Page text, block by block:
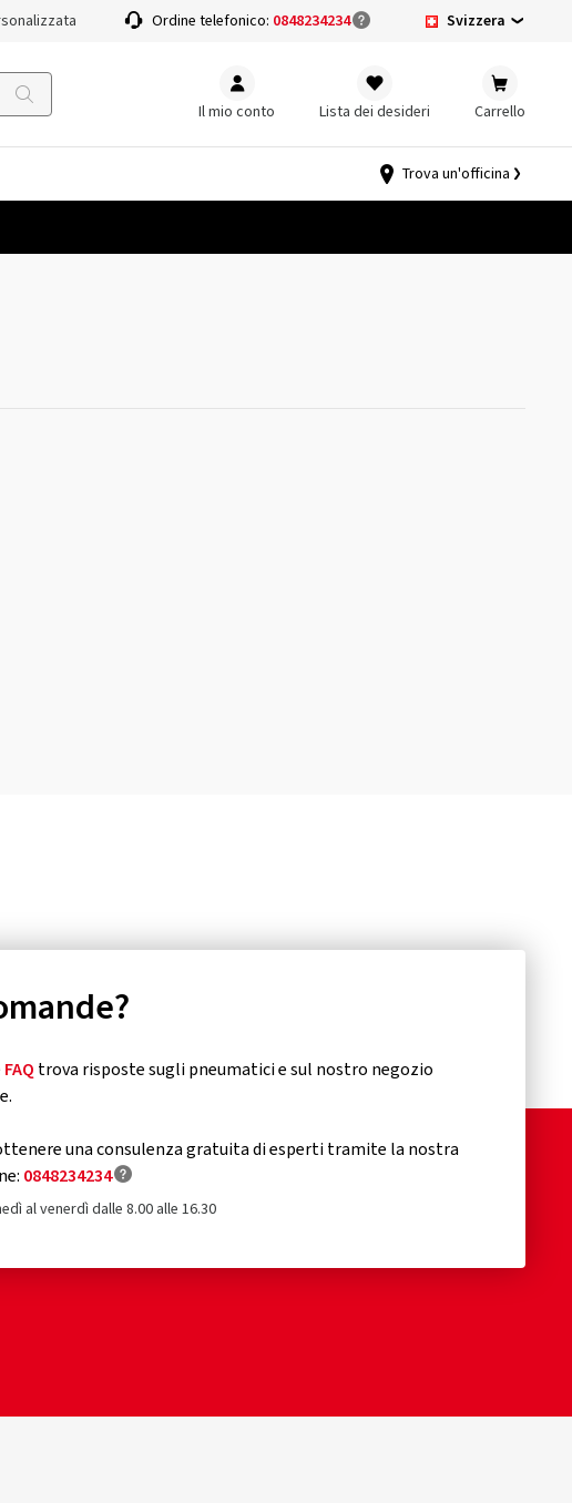
Ordine telefonico: 0848234234 Svizzera
Il mio conto Lista dei desideri Carrello
Trova un'officina
FAQ trova risposte sugli pneumatici e sul nostro negozio
una consulenza gratuita di esperti tramite la nostra
0848234234
al venerdì dalle 8.00 alle 16.30